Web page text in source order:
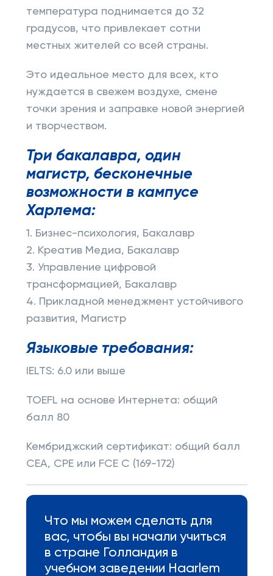
температура поднимается до 32
градусов, что привлекает сотни
местных жителей со всей страны.
Это идеальное место для всех, кто
нуждается в свежем воздухе, смене
точки зрения и заправке новой энергией
и творчеством.
Три бакалавра, один
магистр, бесконечные
возможности в кампусе
Харлема:
1. Бизнес-психология, Бакалавр
2. Креатив Медиа, Бакалавр
3. Управление цифровой
трансформацией, Бакалавр
4. Прикладной менеджмент устойчивого
развития, Магистр
Языковые требования:
IELTS: 6.0 или выше
TOEFL на основе Интернета: общий
балл 80
Кембриджский сертификат: общий балл
CEA, CPE или FCE C (169-172)
Что мы можем сделать для
вас, чтобы вы начали учиться
в стране Голландия в
учебном заведении Haarlem